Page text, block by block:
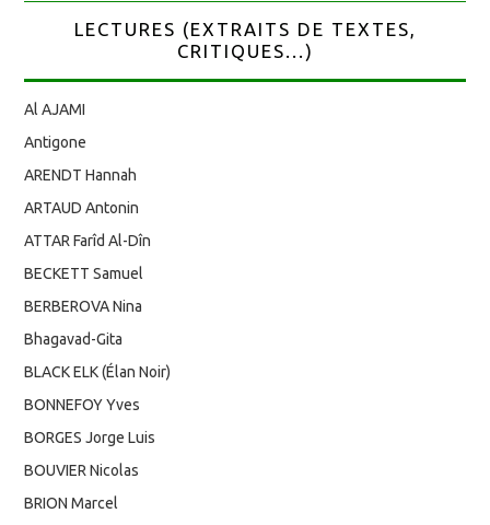
LECTURES (EXTRAITS DE TEXTES,
CRITIQUES...)
Al AJAMI
Antigone
ARENDT Hannah
ARTAUD Antonin
ATTAR Farîd Al-Dîn
BECKETT Samuel
BERBEROVA Nina
Bhagavad-Gita
BLACK ELK (Élan Noir)
BONNEFOY Yves
BORGES Jorge Luis
BOUVIER Nicolas
BRION Marcel